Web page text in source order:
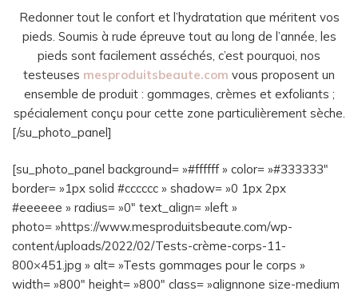
Redonner tout le confort et l’hydratation que méritent vos
pieds. Soumis à rude épreuve tout au long de l’année, les
pieds sont facilement asséchés, c’est pourquoi, nos
testeuses mesproduitsbeaute.com vous proposent un
ensemble de produit : gommages, crèmes et exfoliants ;
spécialement conçu pour cette zone particulièrement sèche.
[/su_photo_panel]
[su_photo_panel background= »#ffffff » color= »#333333″
border= »1px solid #cccccc » shadow= »0 1px 2px
#eeeeee » radius= »0″ text_align= »left »
photo= »https://www.mesproduitsbeaute.com/wp-
content/uploads/2022/02/Tests-crème-corps-11-
800×451.jpg » alt= »Tests gommages pour le corps »
width= »800″ height= »800″ class= »alignnone size-medium